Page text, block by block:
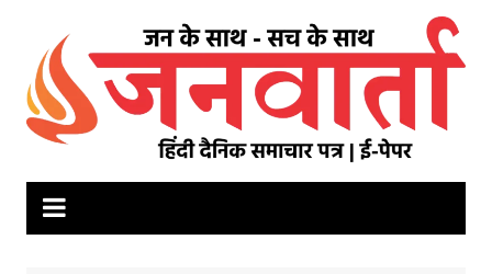
content